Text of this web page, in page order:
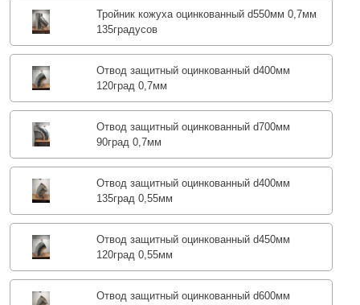
Тройник кожуха оцинкованный d550мм 0,7мм
135градусов
Отвод защитный оцинкованный d400мм
120град 0,7мм
Отвод защитный оцинкованный d700мм
90град 0,7мм
Отвод защитный оцинкованный d400мм
135град 0,55мм
Отвод защитный оцинкованный d450мм
120град 0,55мм
Отвод защитный оцинкованный d600мм